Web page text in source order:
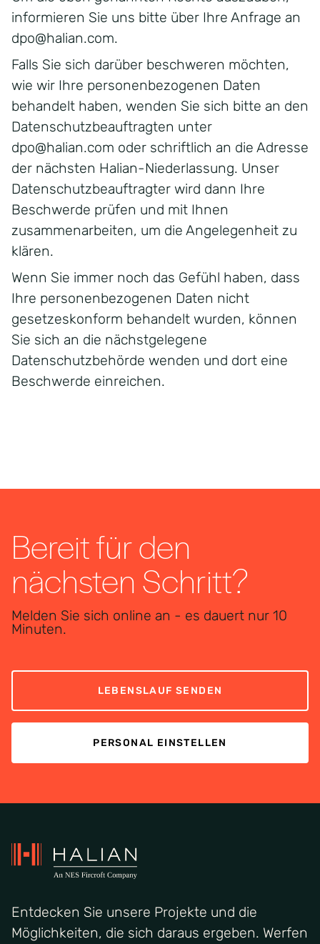
informieren Sie uns bitte über Ihre Anfrage an
dpo@halian.com.
Falls Sie sich darüber beschweren möchten,
wie wir Ihre personenbezogenen Daten
behandelt haben, wenden Sie sich bitte an den
Datenschutzbeauftragten unter
dpo@halian.com oder schriftlich an die Adresse
der nächsten Halian-Niederlassung. Unser
Datenschutzbeauftragter wird dann Ihre
Beschwerde prüfen und mit Ihnen
zusammenarbeiten, um die Angelegenheit zu
klären.
Wenn Sie immer noch das Gefühl haben, dass
Ihre personenbezogenen Daten nicht
gesetzeskonform behandelt wurden, können
Sie sich an die nächstgelegene
Datenschutzbehörde wenden und dort eine
Beschwerde einreichen.
Bereit für den
nächsten Schritt?
Melden Sie sich online an - es dauert nur 10
Minuten.
LEBENSLAUF SENDEN
PERSONAL EINSTELLEN
Entdecken Sie unsere Projekte und die
Möglichkeiten, die sich daraus ergeben. Werfen